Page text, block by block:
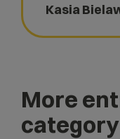
Kasia
More
category